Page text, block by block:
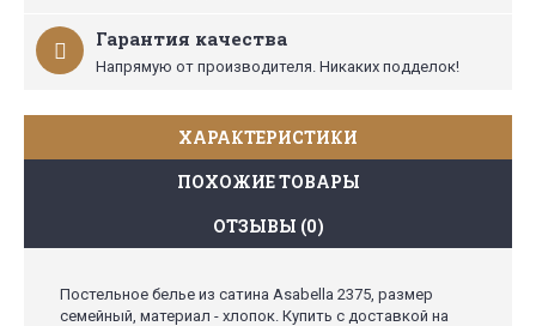
Гарантия качества
Напрямую от производителя. Никаких подделок!
ХАРАКТЕРИСТИКИ
ПОХОЖИЕ ТОВАРЫ
ОТЗЫВЫ (0)
Постельное белье из сатина Asabella 2375, размер
семейный, материал - хлопок. Купить с доставкой на